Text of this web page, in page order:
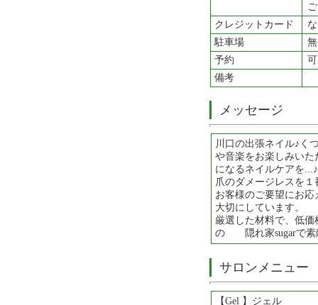
クレジットカード
駐車場
無
予約
可
備考
メッセージ
川口の出張ネイル♪く
や音楽をお楽しみい
になるネイルケア
爪のダメージレスを
お客様のご要望にお
大切に
厳選した材料で、低
の 隠れ家sugarで素
サロンメニュー
【Gel 】ジェル